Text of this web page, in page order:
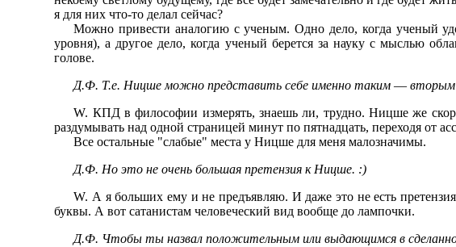
я для них что-то делал сейчас?
Можно привести аналогию с ученым. Одно дело, когда ученый
уровня), а другое дело, когда ученый берется за науку с мыслью
голове.
Д.Ф. Т.е. Ницше можно представить себе именно таким— вторым
W. КПД в философии измерять, знаешь ли, трудно. Ницше же
раздумывать над одной страницей минут по пятнадцать, переходя от
Все остальные "слабые" места у Ницше для меня малозначимы.
Д.Ф. Но это не очень большая претензия к Ницше. :)
W. А я больших ему и не предъявляю. И даже это не есть
буквы. А вот сатанистам человеческий вид вообще до лампочки.
Д.Ф. Чтобы ты назвал положительным или выдающимся в